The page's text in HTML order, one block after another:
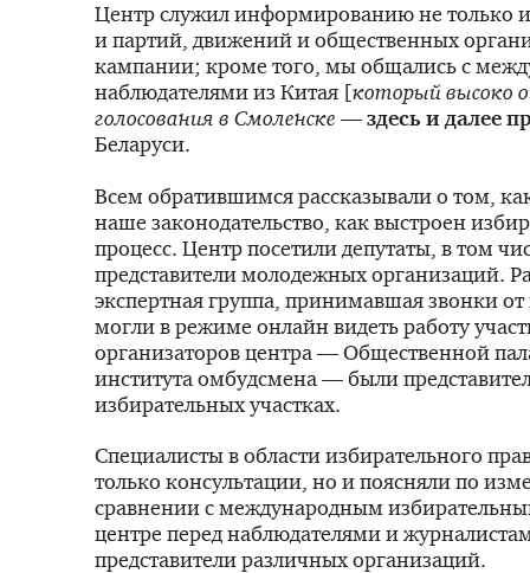
Центр служил информированию не только
и партий, движений и общественных
кампании; кроме того, мы общались с
наблюдателями из Китая [который высоко
голосования в Смоленске —здесь и далее
Беларуси.
Всем обратившимся рассказывали о том,
наше законодательство, как выстроен
процесс. Центр посетили депутаты, в том
представители молодежных организаций.
экспертная группа, принимавшая звонки
могли в режиме онлайн видеть работу
организаторов центра — Общественной
института омбудсмена — были
избирательных участках.
Специалисты в области избирательного
только консультации, но и поясняли по
сравнении с международным
центре перед наблюдателями и
представители различных организаций.